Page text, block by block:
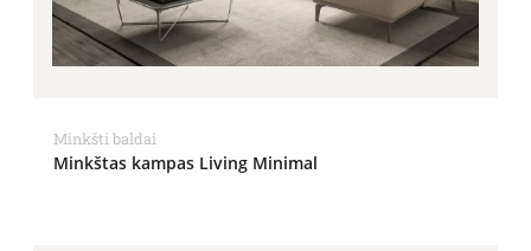
Minkšti baldai
Minkštas kampas Living Minimal